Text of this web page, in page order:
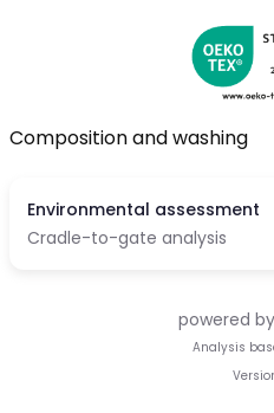
Composition and washing